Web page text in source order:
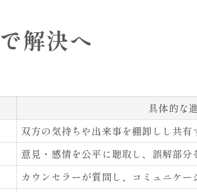
が軽減される理由
選ばれる場面とは
リング実践法
方法の比較表
なカウンセリングの工夫
す相談例
解決へ
具体的な
双方の気持ちや出来事を棚卸しし共有
意見・感情を公平に聴取し、誤解部分
カウンセラーが質問し、コミュニケー